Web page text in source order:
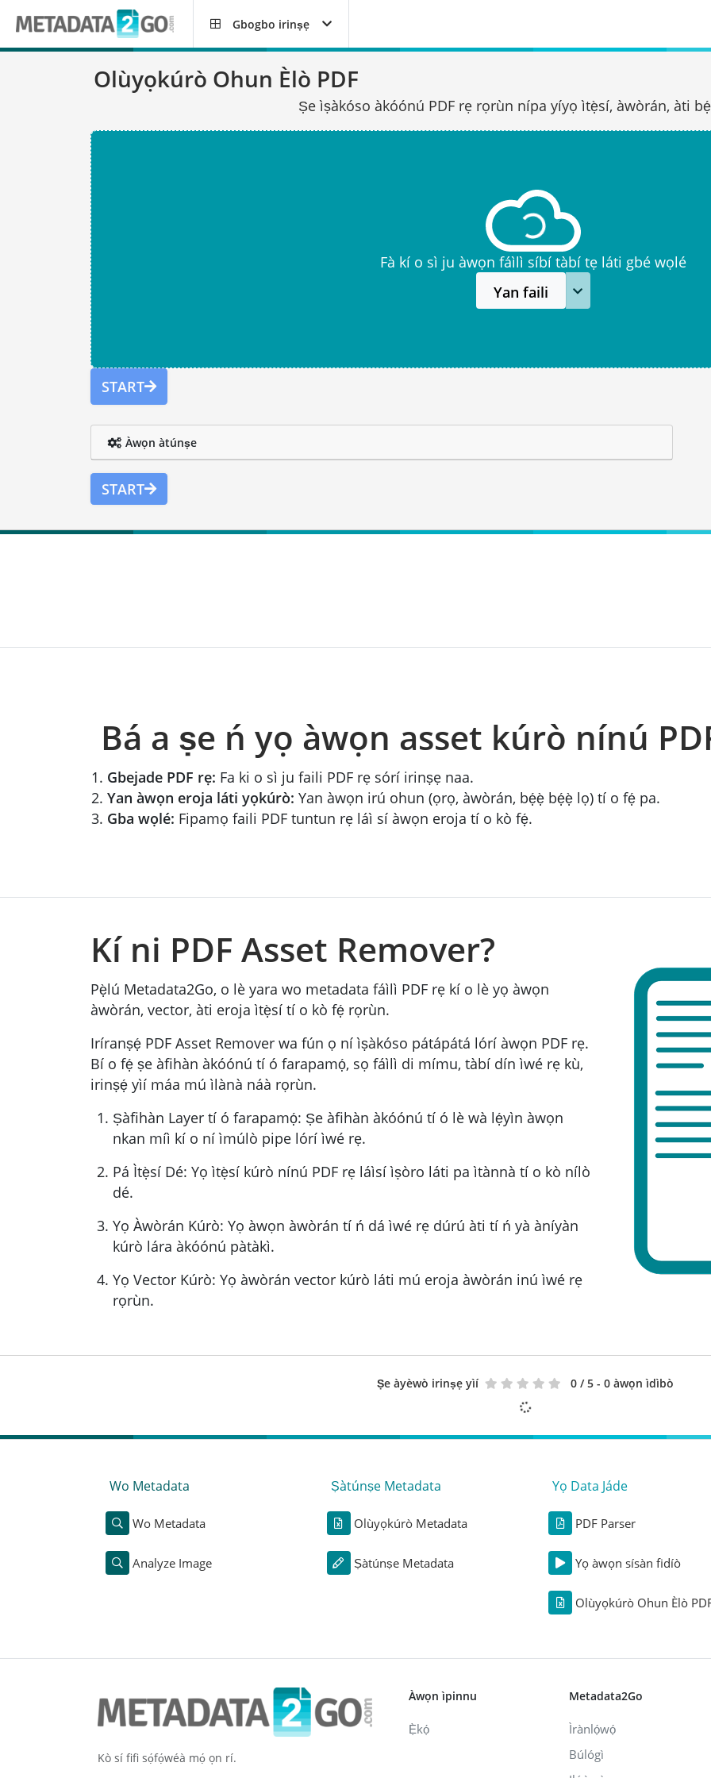
Gbogbo irinṣẹ
Olùyọkúrò Ohun Èlò PDF
Ṣe ìṣàkóso àkóónú PDF rẹ rọrùn nípa yíyọ ìtẹ̀sí, àwòrán, àti
Fà kí o sì ju àwọn fáìlì síbí tàbí tẹ láti gbé wọlé
Yan faili
START
Àwọn àtúnṣe
START
Bá a ṣe ń yọ àwọn asset kúrò nínú
Gbejade PDF rẹ: Fa ki o sì ju faili PDF rẹ sórí irinṣẹ naa.
Yan àwọn eroja láti yọkúrò: Yan àwọn irú ohun (ọrọ, àwòrán, bẹ́ẹ̀ bẹ́ẹ̀ lọ) tí o fẹ́ pa.
Gba wọlé: Fipamọ faili PDF tuntun rẹ láì sí àwọn eroja tí o kò fẹ́.
Kí ni PDF Asset Remover?
Pẹ̀lú Metadata2Go, o lè yara wo metadata fáìlì PDF rẹ kí o lè yọ àwọn
àwòrán, vector, àti eroja ìtẹ̀sí tí o kò fẹ́ rọrùn.
Iríranṣẹ́ PDF Asset Remover wa fún ọ ní ìṣàkóso pátápátá lórí àwọn PDF rẹ.
Bí o fẹ́ ṣe àfihàn àkóónú tí ó farapamọ́, sọ fáìlì di mímu, tàbí dín ìwé rẹ kù,
irinṣẹ́ yìí máa mú ìlànà náà rọrùn.
Ṣàfihàn Layer tí ó farapamọ́: Ṣe àfihàn àkóónú tí ó lè wà lẹ́yìn àwọn
nkan míì kí o ní ìmúlò pipe lórí ìwé rẹ.
Pá Ìtẹ̀sí Dé: Yọ ìtẹ̀sí kúrò nínú PDF rẹ láìsí ìṣòro láti pa ìtànnà tí o kò nílò
dé.
Yọ Àwòrán Kúrò: Yọ àwọn àwòrán tí ń dá ìwé rẹ dúrú àti tí ń yà àníyàn
kúrò lára àkóónú pàtàkì.
Yọ Vector Kúrò: Yọ àwòrán vector kúrò láti mú eroja àwòrán inú ìwé rẹ
rọrùn.
Ṣe àyèwò irinṣẹ yìí 0 / 5 - 0 àwọn ìdìbò
Wo Metadata
Wo Metadata
Analyze Image
Ṣàtúnṣe Metadata
Olùyọkúrò Metadata
Ṣàtúnṣe Metadata
Yọ Data Jáde
PDF Parser
Yọ àwọn sísàn fidíò
Olùyọkúrò Ohun Èlò
Kò sí fifi sọ́fọ́wéà mọ́ ọn rí.
Àwọn ìpinnu
Ẹ̀kọ́
Metadata2Go
Ìrànlọ́wọ́
Búlógì